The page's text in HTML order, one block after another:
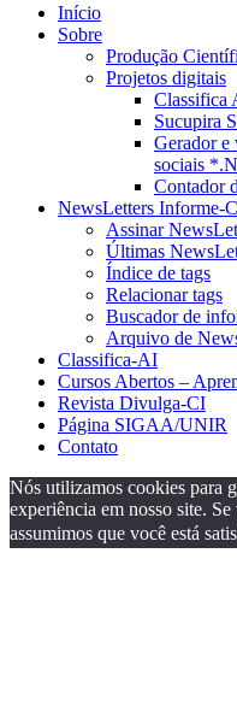
Início
Sobre
Produção
Projetos digitais
Classifica
Sucupira
Gerador e
sociais
Contador
NewsLetters Informe-
Assinar
Últimas
Índice de tags
Relacionar tags
Buscador de
Arquivo de
Classifica-AI
Cursos Abertos –
Revista Divulga-CI
Página SIGAA/UNIR
Contato
Nós utilizamos cookies para
experiência em nosso site.
assumimos que você está